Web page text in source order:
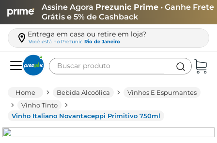
Assine Agora Prezunic Prime • Ganhe Frete
Grátis e 5% de Cashback
Entrega em casa ou retire em loja?
Você está no Prezunic Rio de Janeiro
Buscar produto
Bebida Alcoólica
Vinhos E Espumantes
Vinho Tinto
Vinho Italiano Novantaceppi Primitivo 750ml
leite